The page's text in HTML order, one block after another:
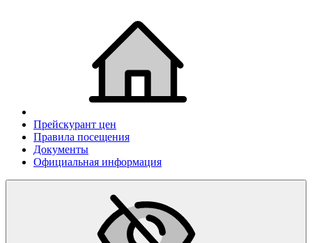
Прейскурант цен
Правила посещения
Документы
Официальная информация